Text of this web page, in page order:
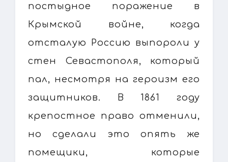
постыдное поражение в
Крымской войне, когда
отсталую Россию выпороли у
стен Севастополя, который
пал, несмотря на героизм его
защитников. В 1861 году
крепостное право отменили,
но сделали это опять же
помещики, которые